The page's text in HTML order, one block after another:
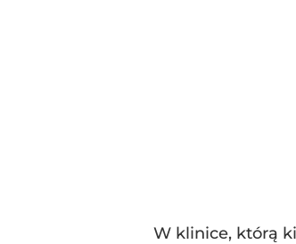
W klinice, którą